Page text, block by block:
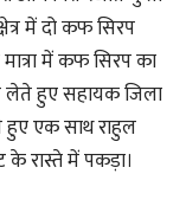
में दो कफ सिरप
में कफ सिरप का
लेते हुए सहायक जिला
हुए एक साथ राहुल
के रास्ते में पकड़ा।